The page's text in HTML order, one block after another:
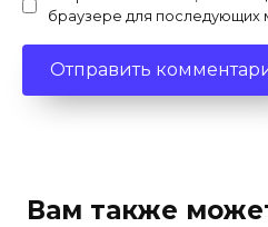
браузере для последующих
Вам также